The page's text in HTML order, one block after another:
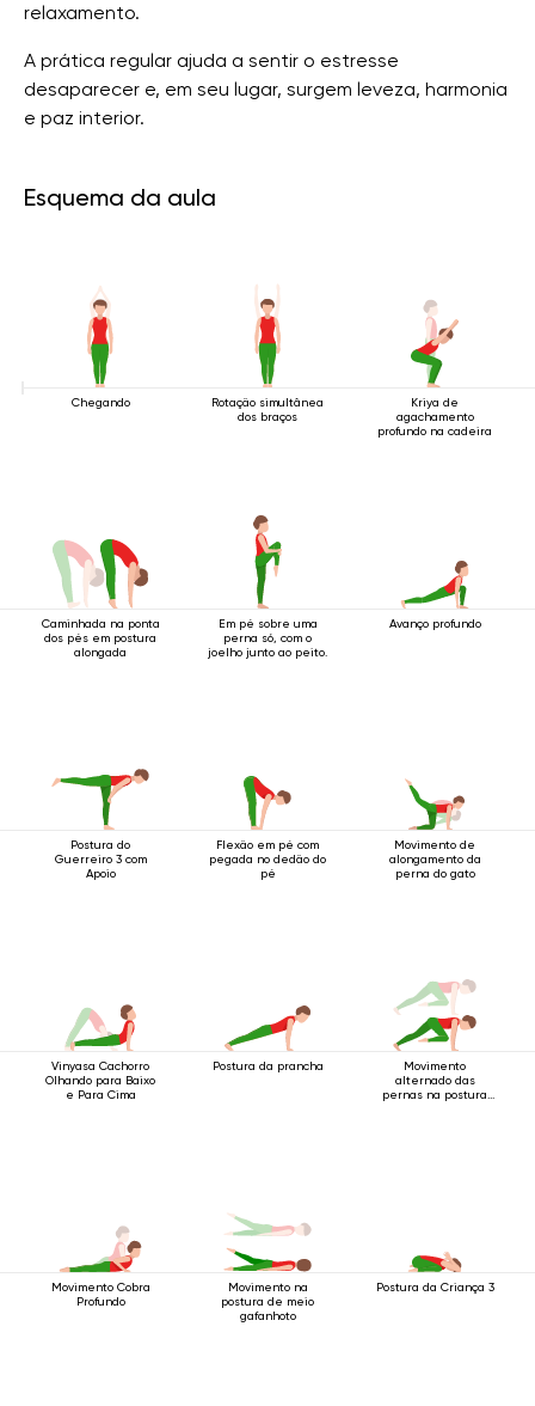
relaxamento.
A prática regular ajuda a sentir o estresse
desaparecer e, em seu lugar, surgem leveza, harmonia
e paz interior.
Esquema da aula
Chegando
Rotação simultânea
dos braços
Kriya de
agachamento
profundo na cadeira
Caminhada na ponta
dos pés em postura
alongada
Em pé sobre uma
perna só, com o
joelho junto ao peito.
Avanço profundo
Postura do
Guerreiro 3 com
Apoio
Flexão em pé com
pegada no dedão do
pé
Movimento de
alongamento da
perna do gato
Vinyasa Cachorro
Olhando para Baixo
e Para Cima
Postura da prancha
Movimento
alternado das
pernas na postura
Movimento Cobra
Profundo
Movimento na
postura de meio
gafanhoto
Postura da Criança 3